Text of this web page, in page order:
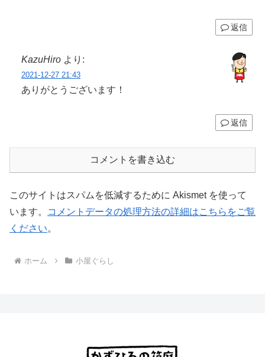
返信
KazuHiro より:
2021-12-27 21:43
ありがとうございます！
返信
コメントを書き込む
このサイトはスパムを低減するために Akismet を使って
います。
コメントデータの処理方法の詳細はこちらをご覧
ください。
ホーム 小屋ぐらし